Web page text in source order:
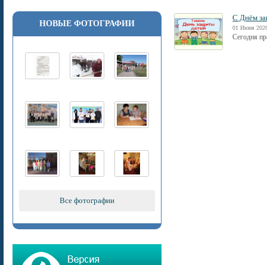
НОВЫЕ ФОТОГРАФИИ
Все фотографии
С Днём
01 Июня
Сегодня